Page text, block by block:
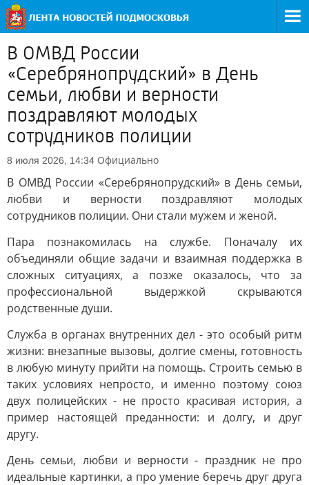
В ОМВД России
«Серебрянопрудский» в День
семьи, любви и верности
поздравляют молодых
сотрудников полиции
8 июля 2026, 14:34 Официально
В ОМВД России «Серебрянопрудский» в День семьи,
любви и верности поздравляют молодых
сотрудников полиции. Они стали мужем и женой.
Пара познакомилась на службе. Поначалу их
объединяли общие задачи и взаимная поддержка в
сложных ситуациях, а позже оказалось, что за
профессиональной выдержкой скрываются
родственные души.
Служба в органах внутренних дел - это особый ритм
жизни: внезапные вызовы, долгие смены, готовность
в любую минуту прийти на помощь. Строить семью в
таких условиях непросто, и именно поэтому союз
двух полицейских - не просто красивая история, а
пример настоящей преданности: и долгу, и друг
другу.
День семьи, любви и верности - праздник не про
идеальные картинки, а про умение беречь друг друга